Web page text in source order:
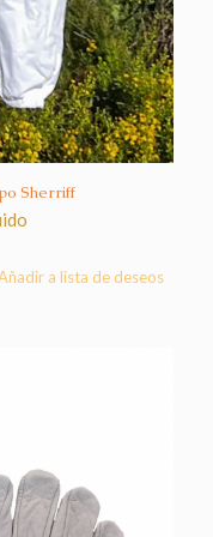
Sherriff
a lista de deseos